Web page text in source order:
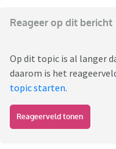
Reageer op dit bericht
Op dit topic is al langer
daarom is het
topic starten.
Reageerveld tonen